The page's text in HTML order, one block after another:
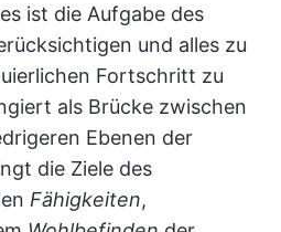
ist die Aufgabe des
und alles zu
Fortschritt zu
als Brücke zwischen
Ebenen der
die Ziele des
Fähigkeiten,